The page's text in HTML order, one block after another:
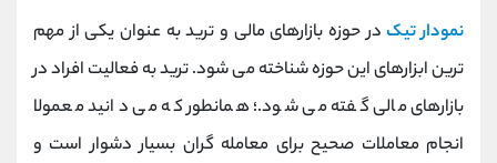
نمودار تیکدر حوزه بازارهای مالی و ترید به عنوان یکی از مهم
ترین ابزارهای این حوزه شناخته می شود. ترید به فعالیت افراد در
بازارهای مالی گفته می شود.؛ همانطور که می دانید معمولا
انجام معاملات صحیح برای معامله گران بسیار دشوار است و
بدون پیش شماره 90001030
اینستاگرام @alireza.mehrabii
کانال بله @alirezamehrabi_official